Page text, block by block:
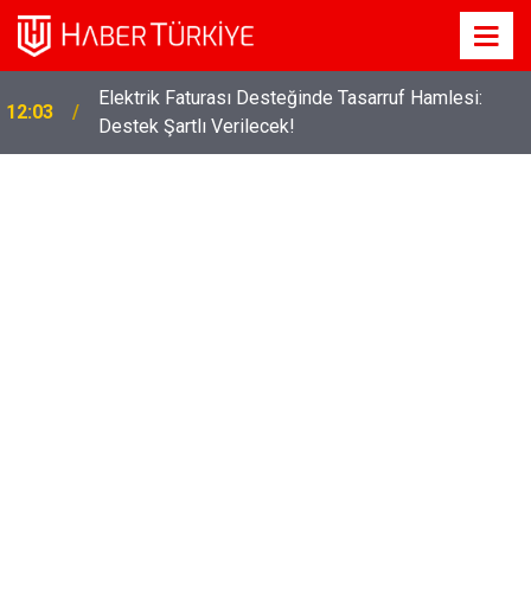
12:03
Elektrik Faturası Desteğinde Tasarruf Hamlesi:
Destek Şartlı Verilecek!